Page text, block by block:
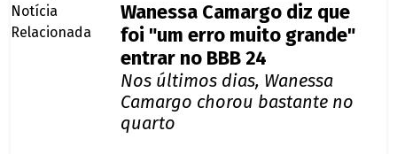
Wanessa Camargo diz que
foi "um erro muito grande"
entrar no BBB 24
Nos últimos dias, Wanessa
Camargo chorou bastante no
quarto